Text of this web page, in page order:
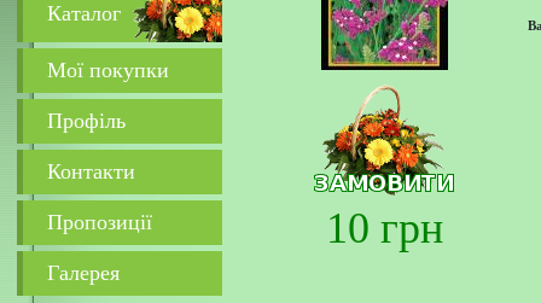
Каталог
Мої покупки
Профіль
Контакти
Пропозиції
Галерея
10 грн